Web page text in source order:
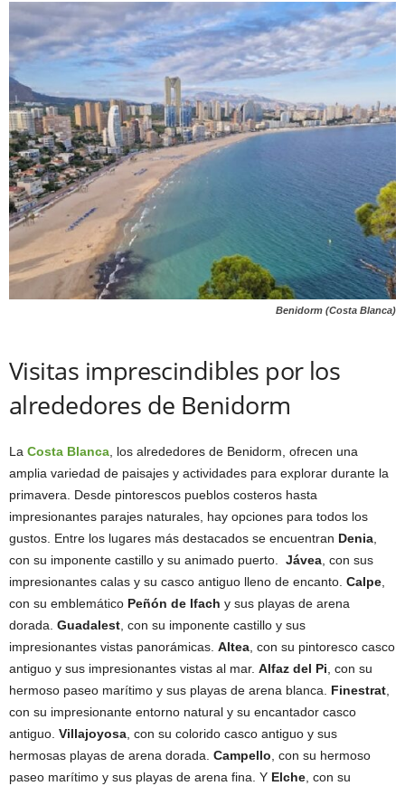
Benidorm (Costa Blanca)
Visitas imprescindibles por los
alrededores de Benidorm
La Costa Blanca, los alrededores de Benidorm, ofrecen una
amplia variedad de paisajes y actividades para explorar durante la
primavera. Desde pintorescos pueblos costeros hasta
impresionantes parajes naturales, hay opciones para todos los
gustos. Entre los lugares más destacados se encuentran Denia,
con su imponente castillo y su animado puerto. Jávea, con sus
impresionantes calas y su casco antiguo lleno de encanto. Calpe,
con su emblemático Peñón de Ifach y sus playas de arena
dorada. Guadalest, con su imponente castillo y sus
impresionantes vistas panorámicas. Altea, con su pintoresco casco
antiguo y sus impresionantes vistas al mar. Alfaz del Pi, con su
hermoso paseo marítimo y sus playas de arena blanca. Finestrat,
con su impresionante entorno natural y su encantador casco
antiguo. Villajoyosa, con su colorido casco antiguo y sus
hermosas playas de arena dorada. Campello, con su hermoso
paseo marítimo y sus playas de arena fina. Y Elche, con su